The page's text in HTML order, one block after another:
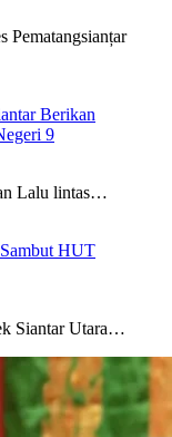
Pematangsianțar
Berikan
9
Lalu lintas…
HUT
Siantar Utara…